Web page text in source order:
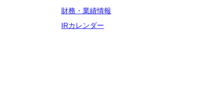
財務・業績情報
IRカレンダー